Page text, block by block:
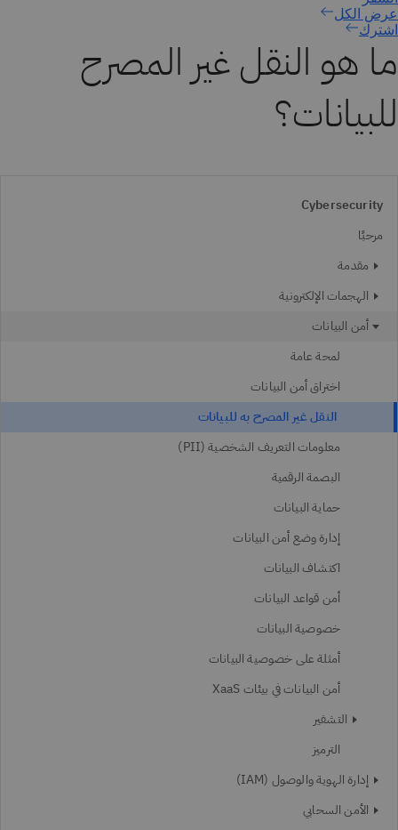
اشترك
ما هو النقل غير المصرح
للبيانات؟
Cybersecurity
مرحبًا
مقدمة
الهجمات الإلكترونية
أمن البيانات
لمحة عامة
اختراق أمن البيانات
النقل غير المصرح به للبيانات
معلومات التعريف الشخصية (PII)
البصمة الرقمية
حماية البيانات
إدارة وضع أمن البيانات
اكتشاف البيانات
أمن قواعد البيانات
خصوصية البيانات
أمثلة على خصوصية البيانات
أمن البيانات في بيئات XaaS
التشفير
الترميز
إدارة الهوية والوصول (IAM)
الأمن السحابي